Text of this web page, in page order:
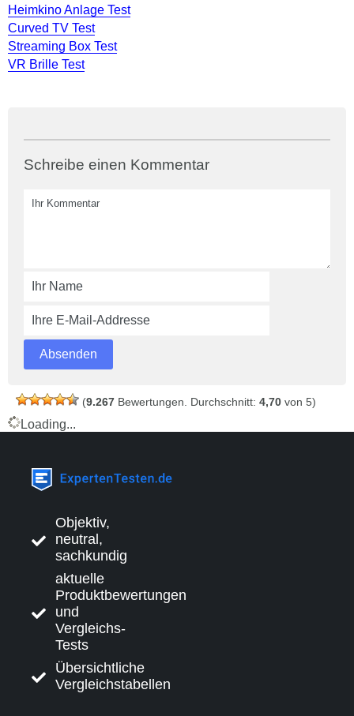
Heimkino Anlage Test
Curved TV Test
Streaming Box Test
VR Brille Test
Schreibe einen Kommentar
(9.267 Bewertungen. Durchschnitt: 4,70 von 5)
Loading...
Objektiv,
neutral,
sachkundig
aktuelle
Produktbewertungen
und
Vergleichs-
Tests
Übersichtliche
Vergleichstabellen